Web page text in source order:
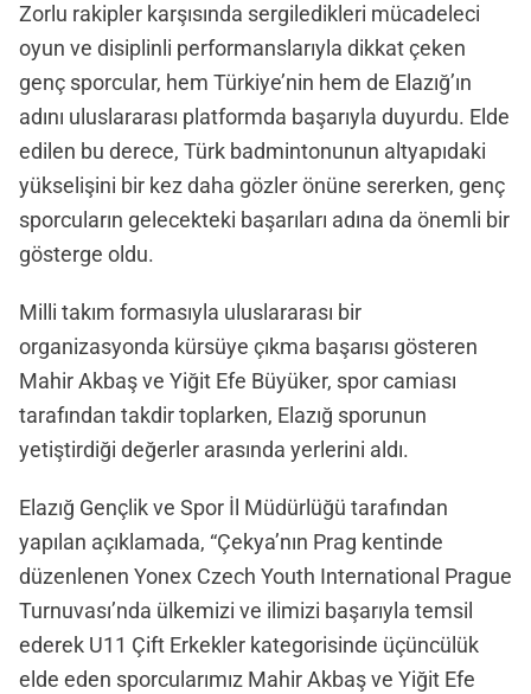
Zorlu rakipler karşısında sergiledikleri mücadeleci
oyun ve disiplinli performanslarıyla dikkat çeken
genç sporcular, hem Türkiye’nin hem de Elazığ’ın
adını uluslararası platformda başarıyla duyurdu. Elde
edilen bu derece, Türk badmintonunun altyapıdaki
yükselişini bir kez daha gözler önüne sererken, genç
sporcuların gelecekteki başarıları adına da önemli bir
gösterge oldu.
Milli takım formasıyla uluslararası bir
organizasyonda kürsüye çıkma başarısı gösteren
Mahir Akbaş ve Yiğit Efe Büyüker, spor camiası
tarafından takdir toplarken, Elazığ sporunun
yetiştirdiği değerler arasında yerlerini aldı.
Elazığ Gençlik ve Spor İl Müdürlüğü tarafından
yapılan açıklamada, “Çekya’nın Prag kentinde
düzenlenen Yonex Czech Youth International Prague
Turnuvası’nda ülkemizi ve ilimizi başarıyla temsil
ederek U11 Çift Erkekler kategorisinde üçüncülük
elde eden sporcularımız Mahir Akbaş ve Yiğit Efe